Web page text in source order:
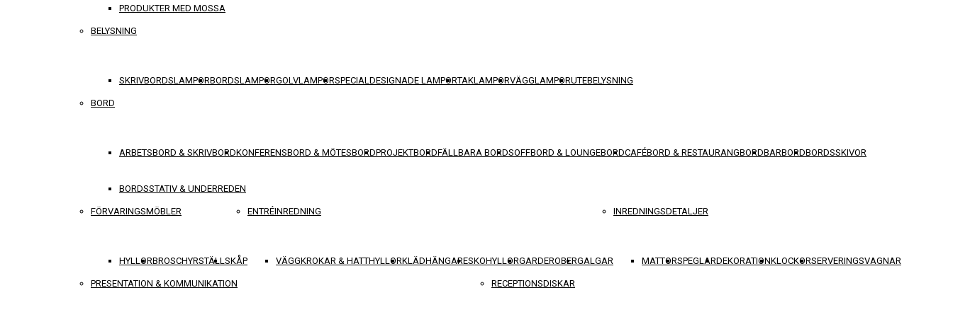
PRODUKTER MED MOSSA
BELYSNING
SKRIVBORDSLAMPORBORDSLAMPORGOLVLAMPORSPECIALDESIGNADE LAMPORTAKLAMPORVÄGGLAMPORUTEBELYSNING
BORD
ARBETSBORD & SKRIVBORDKONFERENSBORD & MÖTESBORDPROJEKTBORDFÄLLBARA BORDSOFFBORD & LOUNGEBORDCAFÉBORD & RESTAURANGBORDBARBORDBORDSSKIVOR
BORDSSTATIV & UNDERREDEN
FÖRVARINGSMÖBLER
HYLLORBROSCHYRSTÄLLSKÅP
ENTRÉINREDNING
VÄGGKROKAR & HATTHYLLORKLÄDHÄNGARESKOHYLLORGARDEROBERGALGAR
INREDNINGSDETALJER
MATTORSPEGLARDEKORATIONKLOCKORSERVERINGSVAGNAR
PRESENTATION & KOMMUNIKATION RECEPTIONSDISKAR